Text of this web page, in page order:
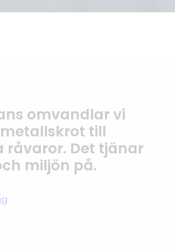
omvandlar vi
till
råvaror. Det tjänar
miljön på.